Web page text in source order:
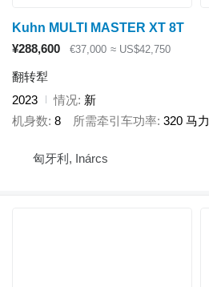
Kuhn MULTI MASTER XT 8T
¥288,600
€37,000 ≈ US$42,750
翻转犁
2023
情况 新
机身数 8 所需牵引车功率 320 马力
匈牙利, Inárcs